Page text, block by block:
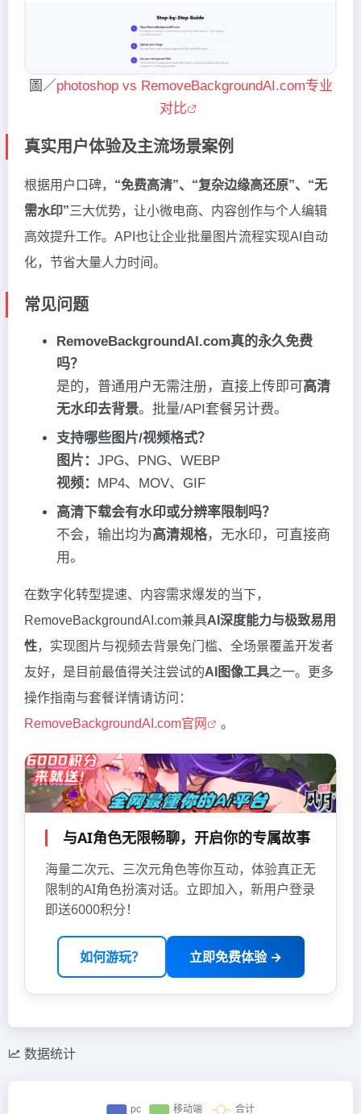
圖／ photoshop vs RemoveBackgroundAI.com专业
对比
真实用户体验及主流场景案例
根据用户口碑， “免费高清”、“复杂边缘高还原”、“无
需水印”三大优势，让小微电商、内容创作与个人编辑
高效提升工作。API也让企业批量图片流程实现AI自动
化，节省大量人力时间。
常见问题
RemoveBackgroundAI.com真的永久免费
吗？
是的，普通用户无需注册，直接上传即可 高清
无水印去背景。批量/API套餐另计费。
支持哪些图片/视频格式？
图片： JPG、PNG、WEBP
视频：
MP4、MOV、GIF
高清下载会有水印或分辨率限制吗？
不会，输出均为高清规格，无水印，可直接商
用。
在数字化转型提速、内容需求爆发的当下，
RemoveBackgroundAI.com兼具AI深度能力与极致易用
性，实现图片与视频去背景免门槛、全场景覆盖开发者
友好，是目前最值得关注尝试的AI图像工具之一。更多
操作指南与套餐详情请访问：
RemoveBackgroundAI.com官网
。
与AI角色无限畅聊，开启你的专属故事
海量二次元、三次元角色等你互动，体验真正无
限制的AI角色扮演对话。立即加入，新用户登录
即送6000积分！
如何游玩？ 立即免费体验 →
数据统计